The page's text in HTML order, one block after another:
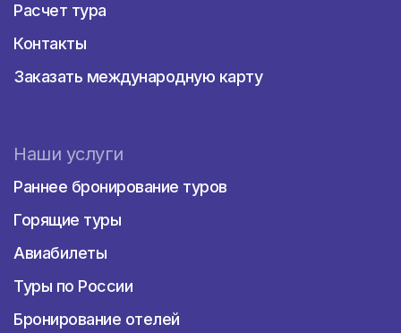
Расчет тура
Контакты
Заказать международную карту
Наши услуги
Раннее бронирование туров
Горящие туры
Авиабилеты
Туры по России
Бронирование отелей